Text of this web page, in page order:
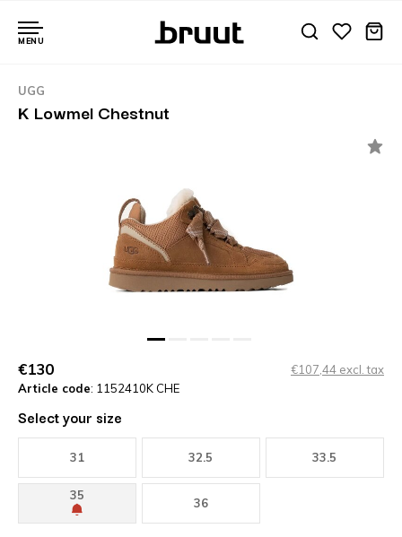
MENU
UGG
K Lowmel Chestnut
€130
€107,44 excl. tax
Article code: 1152410K CHE
Select your size
31 32.5 33.5
35
36